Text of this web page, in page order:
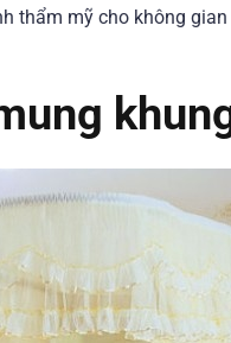
thẩm mỹ cho không